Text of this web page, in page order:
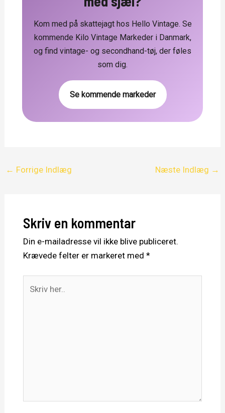
Kom med på skattejagt hos Hello Vintage. Se
kommende Kilo Vintage Markeder i Danmark,
og find vintage- og secondhand-tøj, der føles
som dig.
Se kommende markeder
← Forrige Indlæg Næste Indlæg →
Skriv en kommentar
Din e-mailadresse vil ikke blive publiceret.
Krævede felter er markeret med *